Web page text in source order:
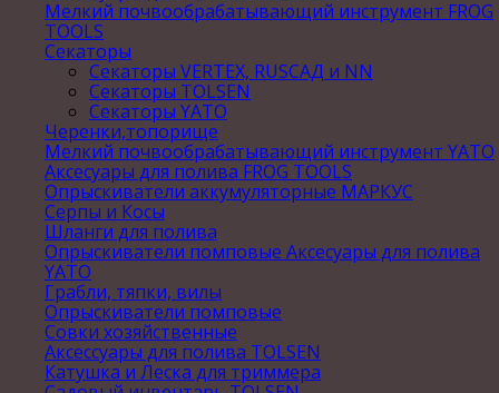
Мелкий почвообрабатывающий инструмент FROG
TOOLS
Секаторы
Секаторы VERTEX, RUSСАД и NN
Секаторы TOLSEN
Секаторы YATO
Черенки,топорище
Мелкий почвообрабатывающий инструмент YATO
Аксесуары для полива FROG TOOLS
Опрыскиватели аккумуляторные МАРКУС
Серпы и Косы
Шланги для полива
Опрыскиватели помповые Аксесуары для полива
YATO
Грабли, тяпки, вилы
Опрыскиватели помповые
Совки хозяйственные
Аксессуары для полива TOLSEN
Катушка и Леска для триммера